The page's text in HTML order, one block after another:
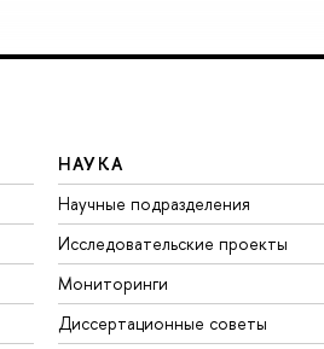
НАУКА
Научные подразделения
Исследовательские проекты
Мониторинги
Диссертационные советы